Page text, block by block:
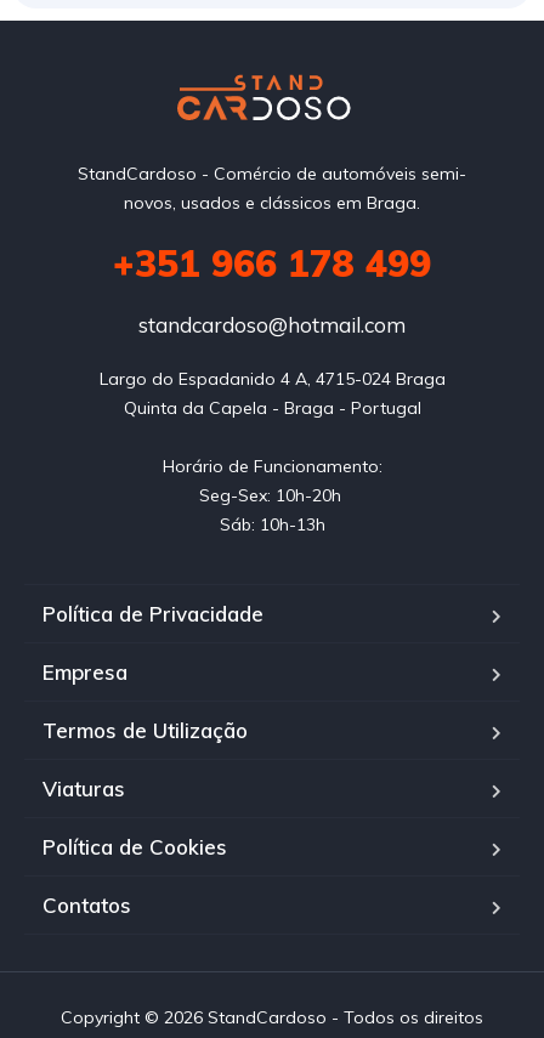
StandCardoso - Comércio de automóveis semi-
novos, usados e clássicos em Braga.
+351 966 178 499
standcardoso@hotmail.com
Largo do Espadanido 4 A, 4715-024 Braga
Quinta da Capela - Braga - Portugal
Horário de Funcionamento:
Seg-Sex: 10h-20h
Sáb: 10h-13h
Política de Privacidade
Empresa
Termos de Utilização
Viaturas
Política de Cookies
Contatos
Copyright © 2026 StandCardoso - Todos os direitos